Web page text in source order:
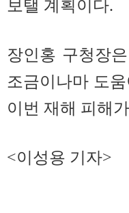
보탤 계획이다.
장인홍 구청장
조금이나마 도
이번 재해 피해
<이성용 기자>